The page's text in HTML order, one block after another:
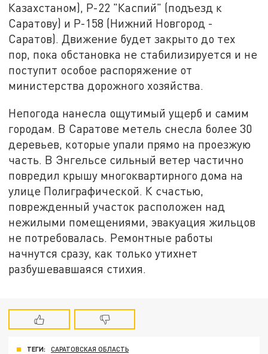
Казахстаном), Р-22 "Каспий" (подъезд к
Саратову) и Р-158 (Нижний Новгород -
Саратов). Движение будет закрыто до тех
пор, пока обстановка не стабилизируется и не
поступит особое распоряжение от
министерства дорожного хозяйства.
Непогода нанесла ощутимый ущерб и самим
городам. В Саратове метель снесла более 30
деревьев, которые упали прямо на проезжую
часть. В Энгельсе сильный ветер частично
повредил крышу многоквартирного дома на
улице Полиграфической. К счастью,
поврежденный участок расположен над
нежилыми помещениями, эвакуация жильцов
не потребовалась. Ремонтные работы
начнутся сразу, как только утихнет
разбушевавшаяся стихия.
ТЕГИ: САРАТОВСКАЯ ОБЛАСТЬ